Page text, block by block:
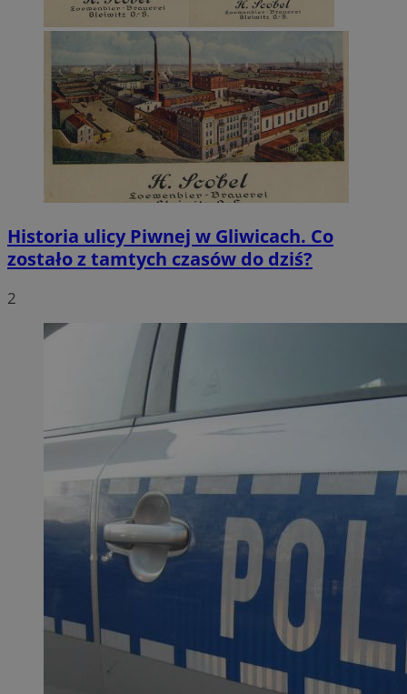
Historia ulicy Piwnej w Gliwicach. Co
zostało z tamtych czasów do dziś?
2